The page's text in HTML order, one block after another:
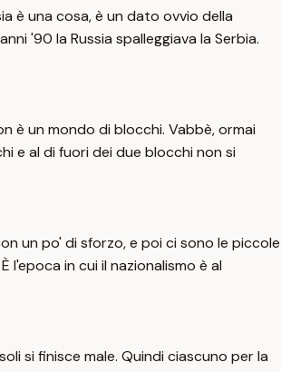
è una cosa, è un dato ovvio della
'90 la Russia spalleggiava la Serbia.
è un mondo di blocchi. Vabbè, ormai
e al di fuori dei due blocchi non si
un po' di sforzo, e poi ci sono le piccole
l'epoca in cui il nazionalismo è al
si finisce male. Quindi ciascuno per la